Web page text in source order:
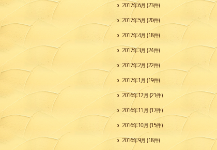
2017年6月 (23件)
2017年5月 (20件)
2017年4月(18件)
2017年3月 (24件)
2017年2月 (22件)
2017年1月 (19件)
2016年12月 (21件)
2016年11月 (17件)
2016年10月(15件)
2016年9月 (18件)